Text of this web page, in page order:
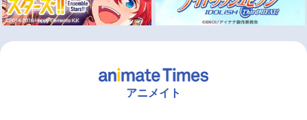
アニメイト